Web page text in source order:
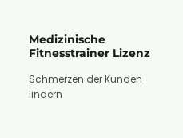
Medizinische
Fitnesstrainer Lizenz
Schmerzen der Kunden
lindern